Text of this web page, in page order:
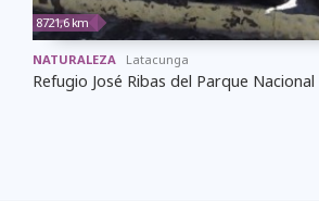
8721,6 km
NATURALEZA Latacunga
Refugio José Ribas del Parque